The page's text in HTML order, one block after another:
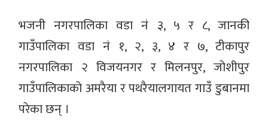
भजनी नगरपालिका वडा नं ३, ५ र ८, जानकी
गाउँपालिका वडा नं १, २, ३, ४ र ७, टीकापुर
नगरपालिका २ विजयनगर र मिलनपुर, जोशीपुर
गाउँपालिकाको अमरैया र पथरैयालगायत गाउँ डुबानमा
परेका छन् ।